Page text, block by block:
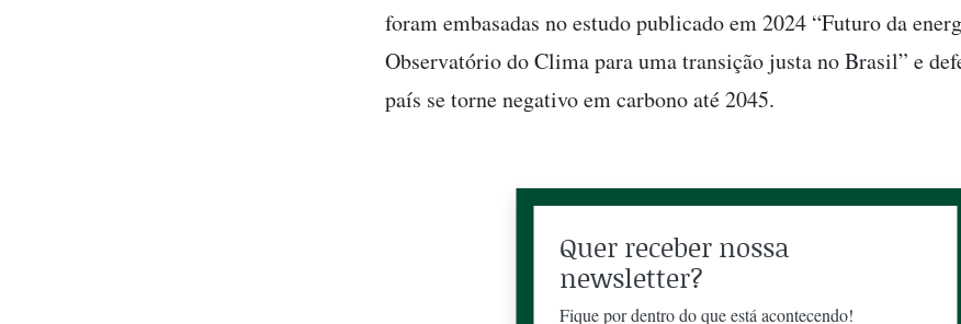
foram embasadas no estudo publicado em 2024 “Futuro da
Observatório do Clima para uma transição justa no Brasil” e
país se torne negativo em carbono até 2045.
Quer receber nossa
newsletter?
Fique por dentro do que está acontecendo!